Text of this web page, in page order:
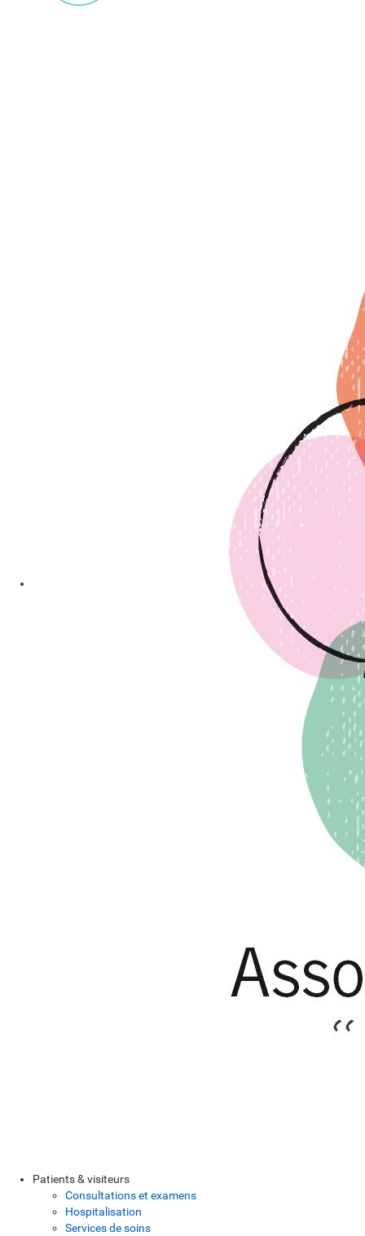
Patients & visiteurs
Consultations et examens
Hospitalisation
Services de soins